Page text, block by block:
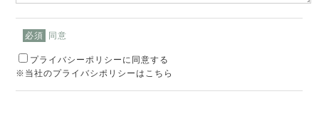
必須 同意
プライバシーポリシーに同意する
※当社のプライバシポリシーはこちら